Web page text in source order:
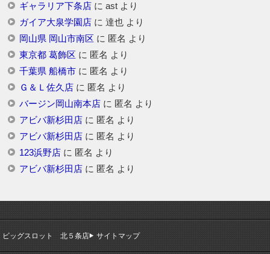
ギャラリア下条店に astより
ガイア大泉学園店に 達也より
岡山県 岡山市南区 に 匿名 より
東京都 葛飾区 に 匿名 より
千葉県 船橋市に 匿名 より
Ｇ＆Ｌ佐久店に 匿名 より
バージン岡山南本店に 匿名 より
アビバ新杉田店に 匿名 より
アビバ新杉田店に 匿名 より
123浜野店に 匿名 より
アビバ新杉田店に 匿名 より
ビッグスロット 北５条店 サイトマップ